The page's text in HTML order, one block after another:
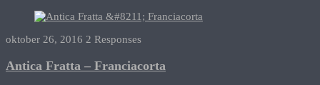
oktober 26, 2016 2 Responses
Antica Fratta – Franciacorta